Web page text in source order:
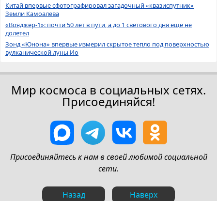
Китай впервые сфотографировал загадочный «квазиспутник»
Земли Камоалева
«Вояджер-1»: почти 50 лет в пути, а до 1 светового дня ещё не
долетел
Зонд «Юнона» впервые измерил скрытое тепло под поверхностью
вулканической луны Ио
Мир космоса в социальных сетях.
Присоединяйся!
Присоединяйтесь к нам в своей любимой социальной
сети.
Назад Наверх